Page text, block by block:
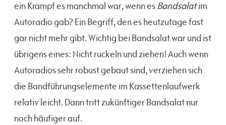
ein Krampf es manchmal war, wenn esBandsalatim
Autoradio gab? Ein Begriff, den es heutzutage fast
gar nicht mehr gibt. Wichtig bei Bandsalat war und ist
übrigens eines: Nicht ruckeln und ziehen! Auch wenn
Autoradios sehr robust gebaut sind, verziehen sich
die Bandführungselemente im Kassettenlaufwerk
relativ leicht. Dann tritt zukünftiger Bandsalat nur
noch häufiger auf.